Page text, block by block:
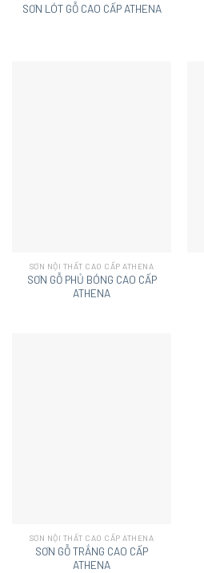
SƠN LÓT GỖ CAO CẤP ATHENA
SƠN NỘI THẤT CAO CẤP ATHENA
SƠN GỖ PHỦ BÓNG CAO CẤP
ATHENA
SƠN NỘI THẤT CAO CẤP ATHENA
SƠN GỖ TRẮNG CAO CẤP
ATHENA